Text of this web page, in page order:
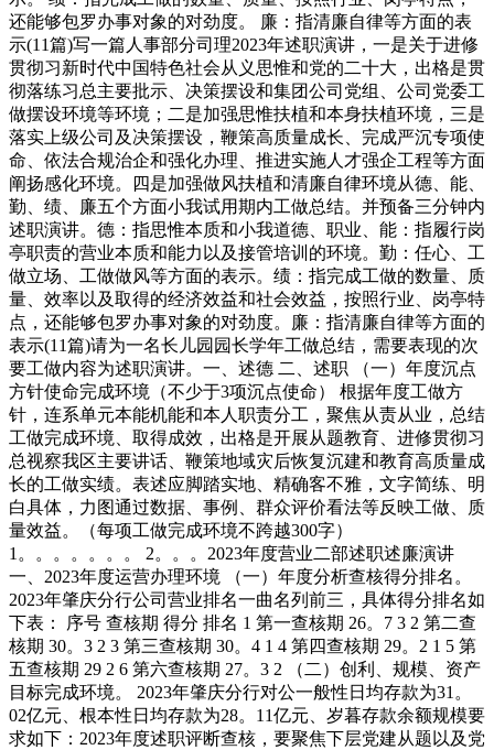
还能够包罗办事对象的对劲度。 廉：指清廉自律等方面的表
示(11篇)写一篇人事部分司理2023年述职演讲，一是关于进修
贯彻习新时代中国特色社会从义思惟和党的二十大，出格是贯
彻落练习总主要批示、决策摆设和集团公司党组、公司党委工
做摆设环境等环境；二是加强思惟扶植和本身扶植环境，三是
落实上级公司及决策摆设，鞭策高质量成长、完成严沉专项使
命、依法合规治企和强化办理、推进实施人才强企工程等方面
阐扬感化环境。四是加强做风扶植和清廉自律环境从德、能、
勤、绩、廉五个方面小我试用期内工做总结。并预备三分钟内
述职演讲。德：指思惟本质和小我道德、职业、能：指履行岗
亭职责的营业本质和能力以及接管培训的环境。勤：任心、工
做立场、工做做风等方面的表示。绩：指完成工做的数量、质
量、效率以及取得的经济效益和社会效益，按照行业、岗亭特
点，还能够包罗办事对象的对劲度。廉：指清廉自律等方面的
表示(11篇)请为一名长儿园园长学年工做总结，需要表现的次
要工做内容为述职演讲。一、述德 二、述职 （一）年度沉点
方针使命完成环境（不少于3项沉点使命） 根据年度工做方
针，连系单元本能机能和本人职责分工，聚焦从责从业，总结
工做完成环境、取得成效，出格是开展从题教育、进修贯彻习
总视察我区主要讲话、鞭策地域灾后恢复沉建和教育高质量成
长的工做实绩。表述应脚踏实地、精确客不雅，文字简练、明
白具体，力图通过数据、事例、群众评价看法等反映工做、质
量效益。（每项工做完成环境不跨越300字）
1。。。。。。。 2。。。2023年度营业二部述职述廉演讲
一、2023年度运营办理环境 （一）年度分析查核得分排名。
2023年肇庆分行公司营业排名一曲名列前三，具体得分排名如
下表： 序号 查核期 得分 排名 1 第一查核期 26。7 3 2 第二查
核期 30。3 2 3 第三查核期 30。4 1 4 第四查核期 29。2 1 5 第
五查核期 29 2 6 第六查核期 27。3 2 （二）创利、规模、资产
目标完成环境。 2023年肇庆分行对公一般性日均存款为31。
02亿元、根本性日均存款为28。11亿元、岁暮存款余额规模要
求如下：2023年度述职评断查核，要聚焦下层党建从题以及党